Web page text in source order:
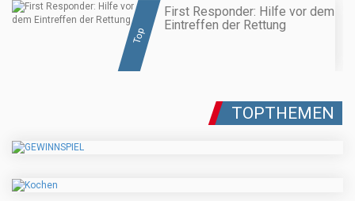
Top
First Responder: Hilfe vor dem
Eintreffen der Rettung
TOPTHEMEN